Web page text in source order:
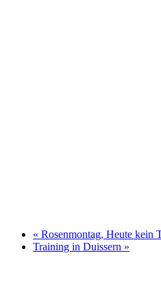
« Rosen­mon­tag, Heute kein
Trai­ning in Duissern »